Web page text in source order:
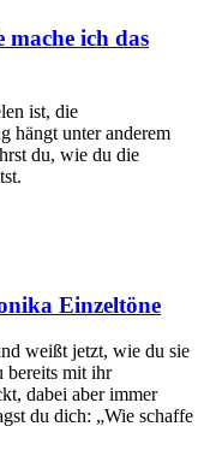
ich das
ist, die
hängt unter anderem
du, wie du die
Einzeltöne
weißt jetzt, wie du sie
bereits mit ihr
dabei aber immer
du dich: „Wie schaffe